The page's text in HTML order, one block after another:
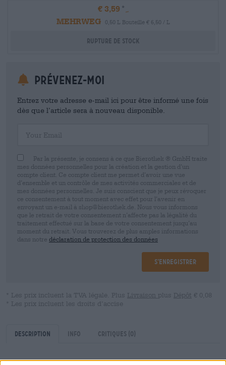
€ 3,59
MEHRWEG
0,50 L Bouteille € 6,50 / L
Rupture de stock
Prévenez-moi
Entrez votre adresse e-mail ici pour être informé une fois
dès que l’article sera à nouveau disponible.
Par la présente, je consens à ce que Bierothek ® GmbH traite
mes données personnelles pour la création et la gestion d’un
compte client. Ce compte client me permet d’avoir une vue
d’ensemble et un contrôle de mes activités commerciales et de
mes données personnelles. Je suis conscient que je peux révoquer
ce consentement à tout moment avec effet pour l’avenir en
envoyant un e-mail à shop@bierothek.de. Nous vous informons
que le retrait de votre consentement n’affecte pas la légalité du
traitement effectué sur la base de votre consentement jusqu’au
moment du retrait. Vous trouverez de plus amples informations
dans notre déclaration de protection des données
S’enregistrer
* Les prix incluent la TVA légale. Plus Livraison plus Dépôt € 0,08
* Les prix incluent les droits d’accise
Description Info Critiques (0)